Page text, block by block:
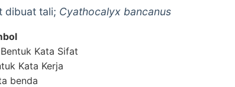
dibuat tali; Cyathocalyx bancanus
Kata Sifat
Kata Kerja
benda